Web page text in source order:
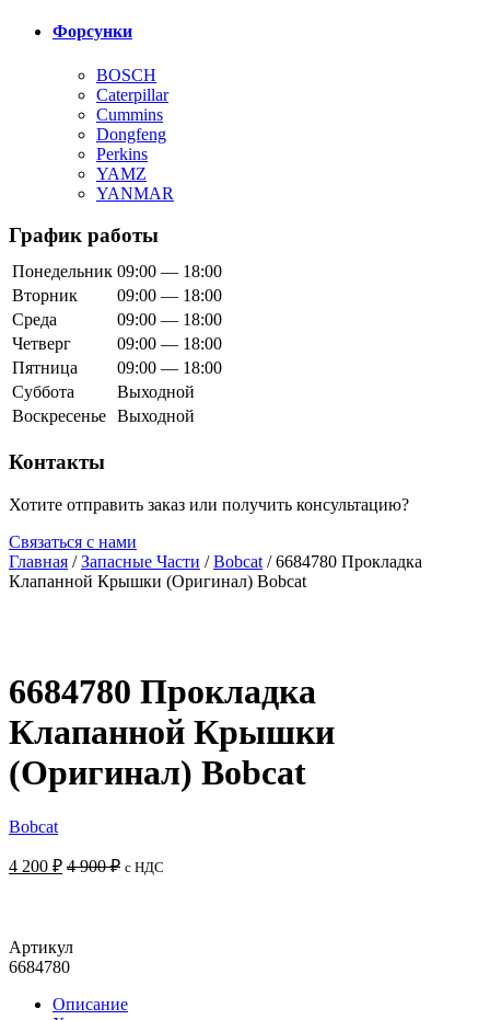
Форсунки
BOSCH
Caterpillar
Cummins
Dongfeng
Perkins
YAMZ
YANMAR
График работы
Понедельник 09:00 — 18:00
Вторник
09:00 — 18:00
Среда
09:00 — 18:00
Четверг
09:00 — 18:00
Пятница
09:00 — 18:00
Суббота
Выходной
Воскресенье Выходной
Контакты
Хотите отправить заказ или получить консультацию?
Связаться с нами
Главная /Запасные Части /Bobcat / 6684780 Прокладка
Клапанной Крышки (Оригинал) Bobcat
6684780 Прокладка
Клапанной Крышки
(Оригинал) Bobcat
Bobcat
4 200 ₽ 4 900₽ с НДС
Артикул
6684780
Описание